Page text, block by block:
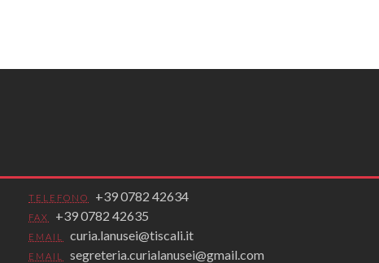
TELEFONO +39 0782 42634
FAX +39 0782 42635
EMAIL curia.lanusei@tiscali.it
EMAIL segreteria.curialanusei@gmail.com